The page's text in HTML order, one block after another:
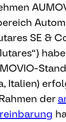
SE &
Italien)
der